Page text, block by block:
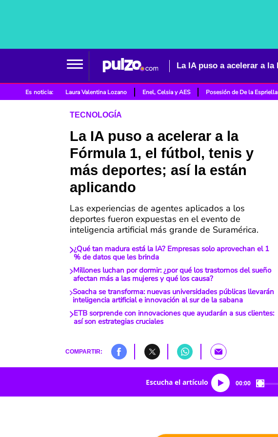
Es noticia: Laura Valentina Lozano Enel, Celsia y AES Posesión de De la Espriella
TECNOLOGÍA
La IA puso a acelerar a la
Fórmula 1, el fútbol, tenis y
más deportes; así la están
aplicando
Las experiencias de agentes aplicados a los
deportes fueron expuestas en el evento de
inteligencia artificial más grande de Suramérica.
¿Qué tan madura está la IA? Empresas solo aprovechan el 1
% de datos que les brinda
Millones luchan por dormir: ¿por qué los trastornos del sueño
afectan más a las mujeres y qué los causa?
Soacha se transforma: nuevas universidades públicas llevarán
inteligencia artificial e innovación al sur de la sabana
ETB sorprende con innovaciones que ayudarán a sus clientes:
así son estrategias cruciales
COMPARTIR:
Escucha el artículo 00:00